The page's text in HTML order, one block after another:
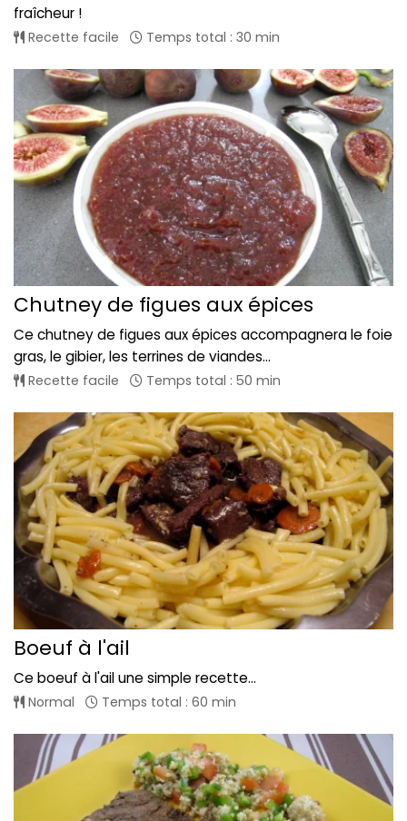
fraîcheur !
Recette facile Temps total : 30 min
Chutney de figues aux épices
Ce chutney de figues aux épices accompagnera le foie
gras, le gibier, les terrines de viandes...
Recette facile Temps total : 50 min
Boeuf à l'ail
Ce boeuf à l'ail une simple recette...
Normal Temps total : 60 min